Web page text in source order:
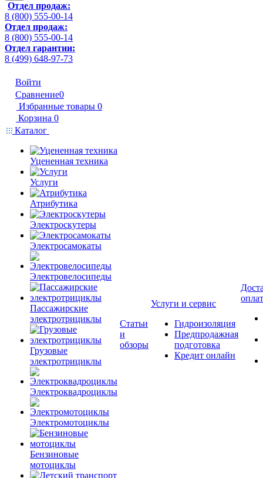
Отдел продаж:
8 (800) 555-00-14
Отдел продаж:
8 (800) 555-00-14
Отдел гарантии:
8 (499) 648-97-73
Войти
Сравнение0
Избранные товары 0
Корзина 0
Каталог
Уцененная техника
Услуги
Атрибутика
Электроскутеры
Электросамокаты
Электровелосипеды
Пассажирские
электротрициклы
Грузовые
электротрициклы
Электроквадроциклы
Электромотоциклы
Бензиновые
мотоциклы
Статьи
и
обзоры
Услуги и сервис
Гидроизоляция
Предпродажная
подготовка
Кредит онлайн